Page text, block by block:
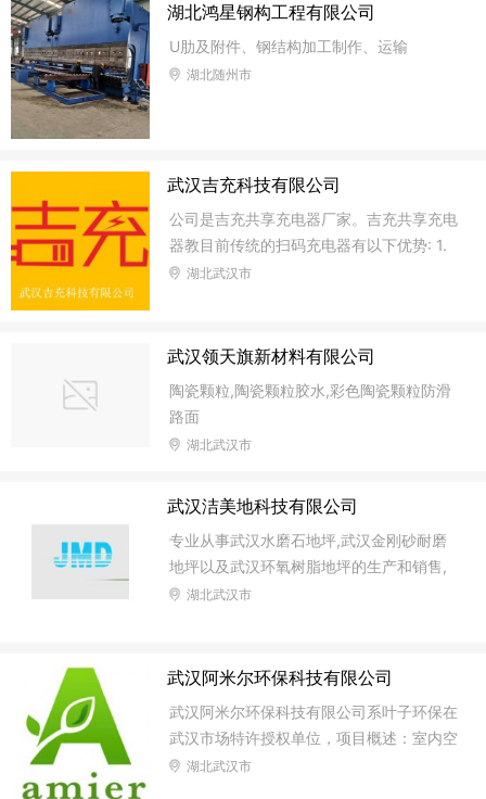
湖北鸿星钢构工程有限公司
U肋及附件、钢结构加工制作、运输
湖北随州市
武汉吉充科技有限公司
公司是吉充共享充电器厂家。吉充共享充电
器教目前传统的扫码充电器有以下优势: 1.
扫码即充，无需等待接受密码再输入连接。
享充电线后台管理更加智能，可由代理商自
商可设置多级分润，并根据设定好的分润比
例秒到各自账户。 5.供货价格更低，给代理
分润更高。吉充共享充电器诚意寻找合伙人
作，可贴牌，欢迎咨询洽谈!
湖北武汉市
武汉领天旗新材料有限公司
陶瓷颗粒,陶瓷颗粒胶水,彩色陶瓷颗粒防滑
路面
湖北武汉市
武汉洁美地科技有限公司
专业从事武汉水磨石地坪,武汉金刚砂耐磨
地坪以及武汉环氧树脂地坪的生产和销售,
以及地坪翻新、球场跑道、PVC地板工程等
量求生存,以信誉求发展”的公司理念,凭借精
务,赢得了全国各地广大客户的高度好评和
赞扬. 在发展过程当中不断引进国际先进地
坪施工技术及材料,客户遍及电子、机电、
湖北武汉市
武汉阿米尔环保科技有限公司
武汉阿米尔环保科技有限公司系叶子环保在
武汉市场特许授权单位，项目概述：室内空
气除甲醛、苯、氨、TVOC等有害气体。通
湖北武汉市